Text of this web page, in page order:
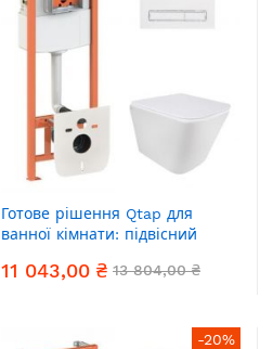
Готове рішення Qtap для
ванної кімнати: підвісний
комплект інсталяції Nest 4 в 1
11 043,00 ₴ 13 804,00 ₴
-20%